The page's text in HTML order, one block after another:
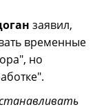
заявил,
временные
но